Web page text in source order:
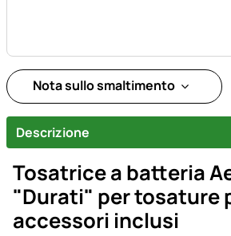
Nota sullo smaltimento
Descrizione
Tosatrice a batteria
"Durati" per tosature
accessori inclusi